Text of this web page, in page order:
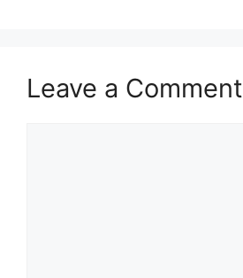
Leave a Comment